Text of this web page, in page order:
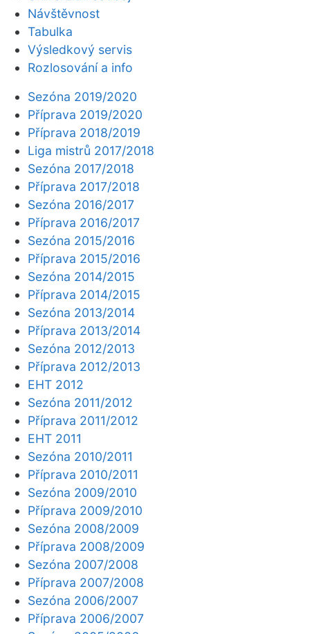
Návštěvnost
Tabulka
Výsledkový servis
Rozlosování a info
Sezóna 2019/2020
Příprava 2019/2020
Příprava 2018/2019
Liga mistrů 2017/2018
Sezóna 2017/2018
Příprava 2017/2018
Sezóna 2016/2017
Příprava 2016/2017
Sezóna 2015/2016
Příprava 2015/2016
Sezóna 2014/2015
Příprava 2014/2015
Sezóna 2013/2014
Příprava 2013/2014
Sezóna 2012/2013
Příprava 2012/2013
EHT 2012
Sezóna 2011/2012
Příprava 2011/2012
EHT 2011
Sezóna 2010/2011
Příprava 2010/2011
Sezóna 2009/2010
Příprava 2009/2010
Sezóna 2008/2009
Příprava 2008/2009
Sezóna 2007/2008
Příprava 2007/2008
Sezóna 2006/2007
Příprava 2006/2007